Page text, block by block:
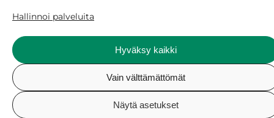
Hallinnoi palveluita
Hyväksy kaikki
Vain välttämättömät
Näytä asetukset